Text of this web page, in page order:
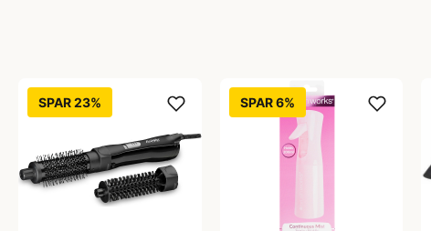
SPAR 23% SPAR 6%